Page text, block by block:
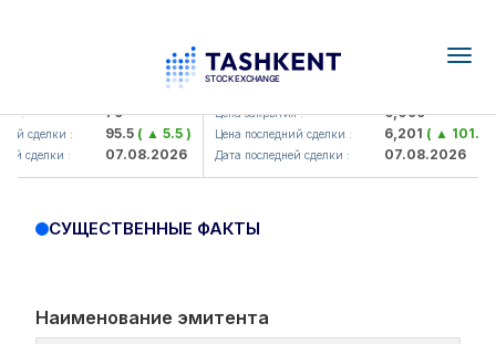
: 79
сделки : 95.5( ▲ 5.5 )
сделки : 07.08.2026
UZMK (<O'zmetkombinat> AJ)
Цена закрытия : 6,099
Цена последний сделки : 6,201( ▲ 101.04
Дата последней сделки : 07.08.2026
СУЩЕСТВЕННЫЕ ФАКТЫ
Наименование эмитента